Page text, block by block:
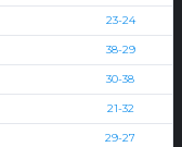
23-24
38-29
30-38
21-32
29-27